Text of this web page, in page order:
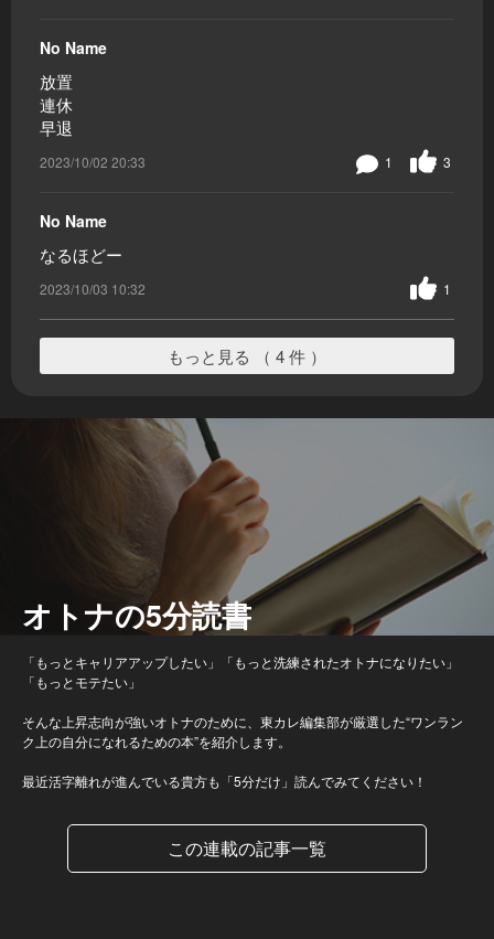
No Name
放置
連休
早退
2023/10/02 20:33 3
1
No Name
なるほどー
2023/10/03 10:32 1
もっと見る （ 4 件 ）
オトナの5分読書
「もっとキャリアアップしたい」「もっと洗練されたオトナになりたい」
「もっとモテたい」
そんな上昇志向が強いオトナのために、東カレ編集部が厳選した“ワンラン
ク上の自分になれるための本”を紹介します。
最近活字離れが進んでいる貴方も「5分だけ」読んでみてください！
この連載の記事一覧